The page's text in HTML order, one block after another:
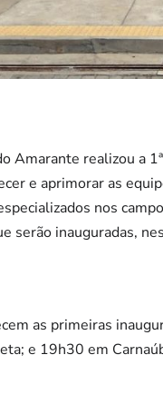
Amarante realizou a
e aprimorar as
nos
serão inauguradas,
as primeiras
e 19h30 em